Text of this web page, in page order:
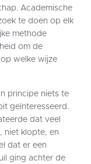
Academische
te doen op elk
methode
om de
welke wijze
principe niets te
geïnteresseerd.
dat veel
niet klopte, en
dat er een
ging achter de